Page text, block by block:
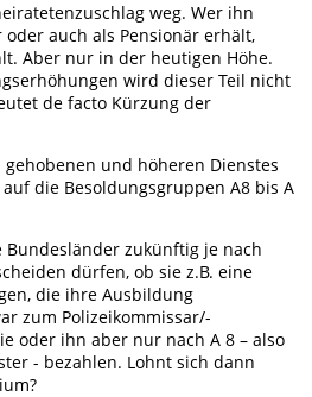
weg. Wer ihn
auch als Pensionär erhält,
Aber nur in der heutigen Höhe.
wird dieser Teil nicht
de facto Kürzung der
gehobenen und höheren Dienstes
die Besoldungsgruppen A8 bis A
Bundesländer zukünftig je nach
dürfen, ob sie z.B. eine
die ihre Ausbildung
zum Polizeikommissar/-
oder ihn aber nur nach A 8 – also
- bezahlen. Lohnt sich dann